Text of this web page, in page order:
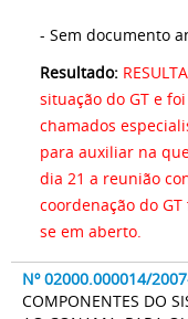
- Sem documento
Resultado:
situação do GT e
chamados
para auxiliar na
dia 21 a reunião
coordenação do
se em aberto.
Nº 02000.000014/
COMPONENTES DO